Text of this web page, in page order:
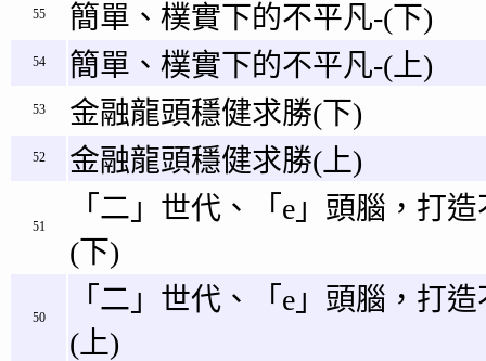
55 簡單、樸實下的不平凡-(下)
54 簡單、樸實下的不平凡-(上)
53 金融龍頭穩健求勝(下)
52 金融龍頭穩健求勝(上)
51
「二」世代、「e」頭腦，打
(下)
50
「二」世代、「e」頭腦，打
(上)